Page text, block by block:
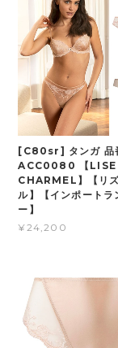
[C80sr] タンガ 品
ACC0080 【LISE
CHARMEL】【リ
ル】【インポートラ
ー】
¥24,200